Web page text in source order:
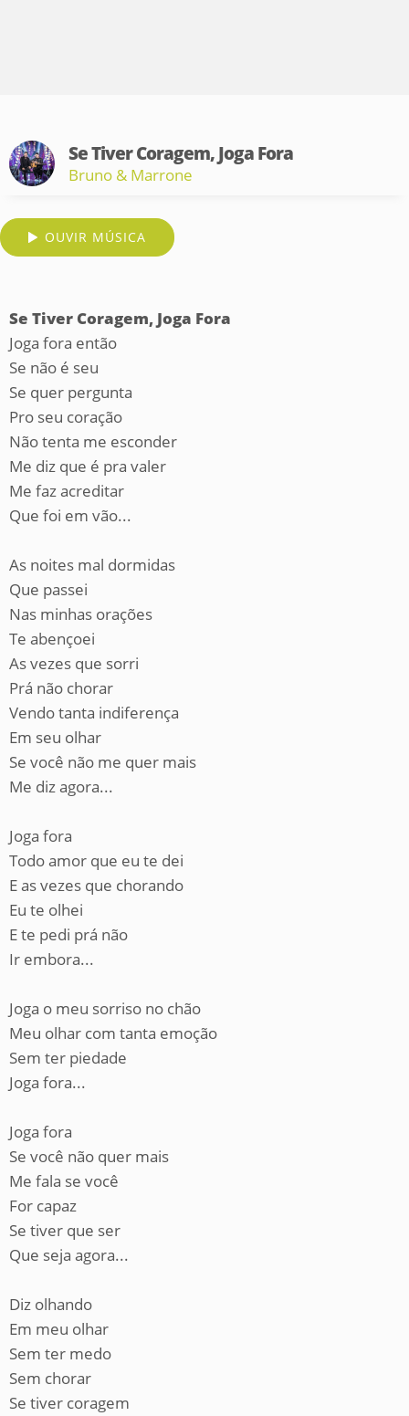
Se Tiver Coragem, Joga Fora
Bruno & Marrone
OUVIR MÚSICA
Se Tiver Coragem, Joga Fora
Joga fora então
Se não é seu
Se quer pergunta
Pro seu coração
Não tenta me esconder
Me diz que é pra valer
Me faz acreditar
Que foi em vão...
As noites mal dormidas
Que passei
Nas minhas orações
Te abençoei
As vezes que sorri
Prá não chorar
Vendo tanta indiferença
Em seu olhar
Se você não me quer mais
Me diz agora...
Joga fora
Todo amor que eu te dei
E as vezes que chorando
Eu te olhei
E te pedi prá não
Ir embora...
Joga o meu sorriso no chão
Meu olhar com tanta emoção
Sem ter piedade
Joga fora...
Joga fora
Se você não quer mais
Me fala se você
For capaz
Se tiver que ser
Que seja agora...
Diz olhando
Em meu olhar
Sem ter medo
Sem chorar
Se tiver coragem